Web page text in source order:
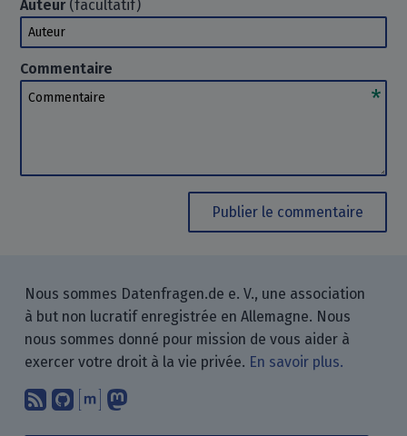
Auteur(facultatif)
Auteur
Commentaire
Commentaire
Publier le commentaire
Nous sommes Datenfragen.de e. V., une association
à but non lucratif enregistrée en Allemagne. Nous
nous sommes donné pour mission de vous aider à
exercer votre droit à la vie privée. En savoir plus.
Abonnez-vous à notre blog en
Nous trouver sur GitHub.
Échanger avec nous via Matrix.